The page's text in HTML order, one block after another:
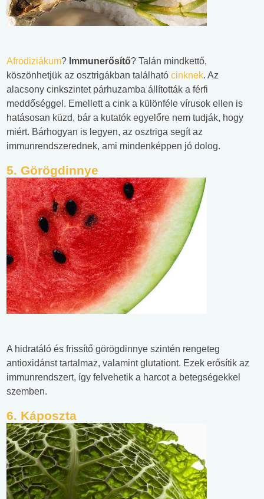
Afrodiziákum? Immunerősítő? Talán mindkettő,
köszönhetjük az osztrigákban található cinknek. Az
alacsony cinkszintet párhuzamba állították a férfi
meddőséggel. Emellett a cink a különféle vírusok ellen is
hatásosan küzd, bár a kutatók egyelőre nem tudják, hogy
miért. Bárhogyan is legyen, az osztriga segít az
immunrendszerednek, ami mindenképpen jó dolog.
5. Görögdinnye
A hidratáló és frissítő görögdinnye szintén rengeteg
antioxidánst tartalmaz, valamint glutationt. Ezek erősítik az
immunrendszert, így felvehetik a harcot a betegségekkel
szemben.
6. Káposzta